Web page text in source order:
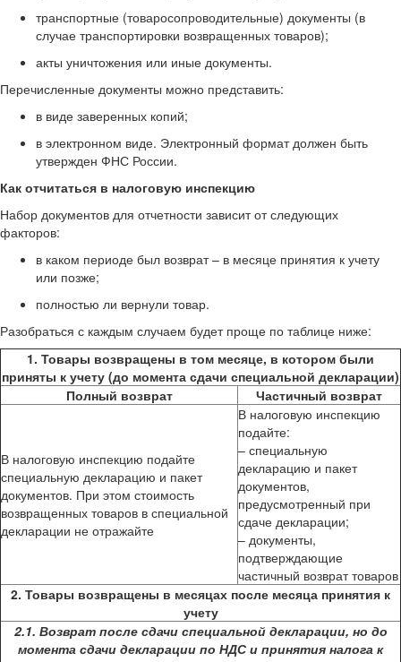
транспортные (товаросопроводительные) документы (в
случае транспортировки возвращенных товаров);
акты уничтожения или иные документы.
Перечисленные документы можно представить:
в виде заверенных копий;
в электронном виде. Электронный формат должен быть
утвержден ФНС России.
Как отчитаться в налоговую инспекцию
Набор документов для отчетности зависит от следующих
факторов:
в каком периоде был возврат – в месяце принятия к учету
или позже;
полностью ли вернули товар.
Разобраться с каждым случаем будет проще по таблице ниже:
1. Товары возвращены в том месяце, в котором были
приняты к учету (до момента сдачи специальной декларации)
Полный возврат
Частичный возврат
В налоговую инспекцию подайте
специальную декларацию и пакет
документов. При этом стоимость
возвращенных товаров в специальной
декларации не отражайте
В налоговую инспекцию
подайте:
– специальную
декларацию и пакет
документов,
предусмотренный при
сдаче декларации;
– документы,
подтверждающие
частичный возврат товаров
2. Товары возвращены в месяцах после месяца принятия к
учету
2.1. Возврат после сдачи специальной декларации, но до
момента сдачи декларации по НДС и принятия налога к